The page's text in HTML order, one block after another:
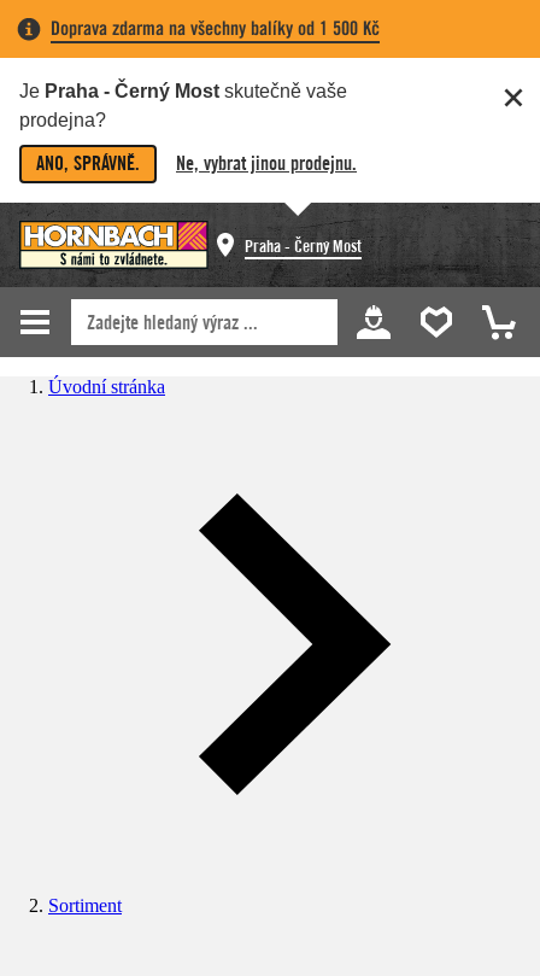
Doprava zdarma na všechny balíky od 1 500 Kč
Je Praha - Černý Most skutečně vaše
prodejna?
ANO, SPRÁVNĚ. Ne, vybrat jinou prodejnu.
Praha - Černý Most
Úvodní stránka
Sortiment